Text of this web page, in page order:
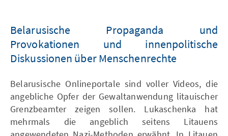
Belarusische Propaganda und
Provokationen und innenpolitische
Diskussionen über Menschenrechte
Belarusische Onlineportale sind voller Videos, die
angebliche Opfer der Gewaltanwendung litauischer
Grenzbeamter zeigen sollen. Lukaschenka hat
mehrmals die angeblich seitens Litauens